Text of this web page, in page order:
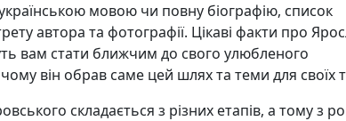
мовою чи повну біографію, список
автора та фотографії. Цікаві факти про
вам стати ближчим до свого улюбленого
він обрав саме цей шлях та теми для своїх
складається з різних етапів, а тому з